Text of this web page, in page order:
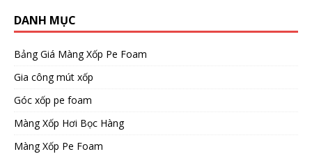
DANH MỤC
Bảng Giá Màng Xốp Pe Foam
Gia công mút xốp
Góc xốp pe foam
Màng Xốp Hơi Bọc Hàng
Màng Xốp Pe Foam